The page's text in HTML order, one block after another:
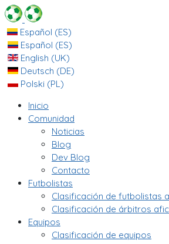
Español (ES)
Español (ES)
English (UK)
Deutsch (DE)
Polski (PL)
Inicio
Comunidad
Noticias
Blog
Dev Blog
Contacto
Futbolistas
Clasificación de futbolistas
Clasificación de árbitros
Equipos
Clasificación de equipos